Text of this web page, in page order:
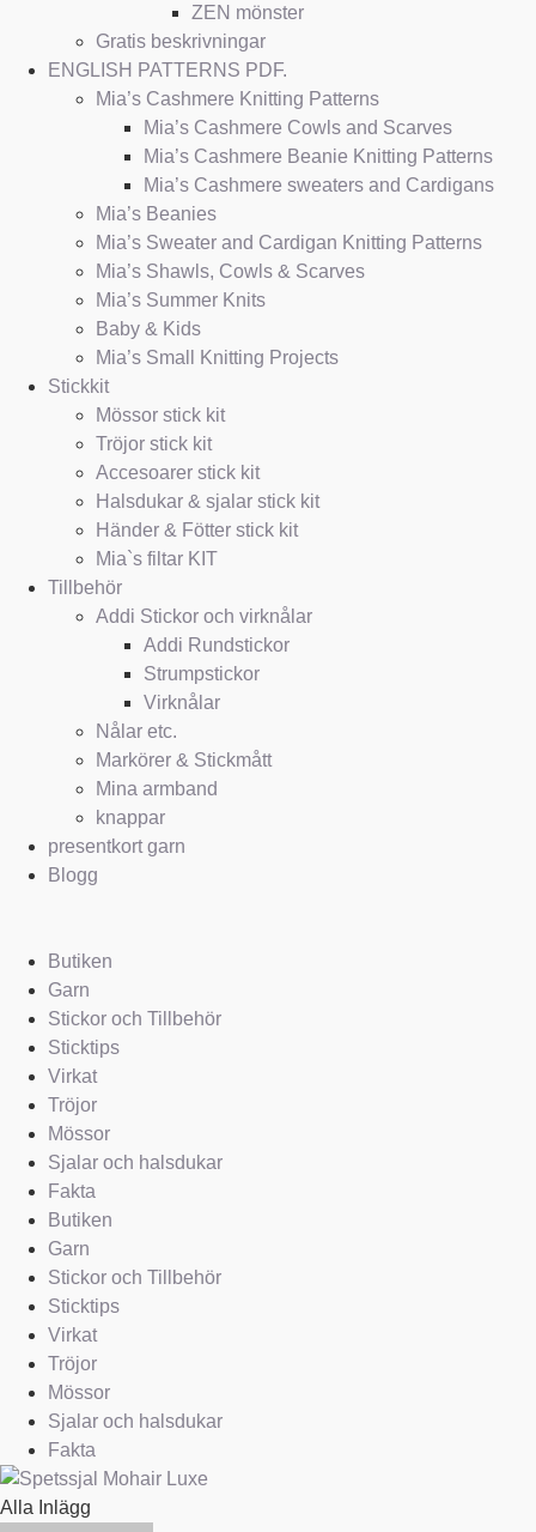
ZEN mönster
Gratis beskrivningar
ENGLISH PATTERNS PDF.
Mia’s Cashmere Knitting Patterns
Mia’s Cashmere Cowls and Scarves
Mia’s Cashmere Beanie Knitting Patterns
Mia’s Cashmere sweaters and Cardigans
Mia’s Beanies
Mia’s Sweater and Cardigan Knitting Patterns
Mia’s Shawls, Cowls & Scarves
Mia’s Summer Knits
Baby & Kids
Mia’s Small Knitting Projects
Stickkit
Mössor stick kit
Tröjor stick kit
Accesoarer stick kit
Halsdukar & sjalar stick kit
Händer & Fötter stick kit
Mia`s filtar KIT
Tillbehör
Addi Stickor och virknålar
Addi Rundstickor
Strumpstickor
Virknålar
Nålar etc.
Markörer & Stickmått
Mina armband
knappar
presentkort garn
Blogg
Butiken
Garn
Stickor och Tillbehör
Sticktips
Virkat
Tröjor
Mössor
Sjalar och halsdukar
Fakta
Butiken
Garn
Stickor och Tillbehör
Sticktips
Virkat
Tröjor
Mössor
Sjalar och halsdukar
Fakta
Alla Inlägg